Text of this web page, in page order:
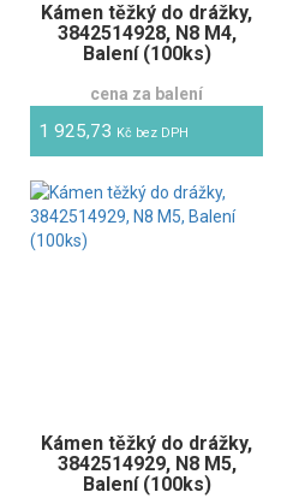
Kámen těžký do drážky,
3842514928, N8 M4,
Balení (100ks)
cena za balení
1 925,73 Kč bez DPH
Kámen těžký do drážky,
3842514929, N8 M5,
Balení (100ks)